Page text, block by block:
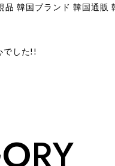
でした!!